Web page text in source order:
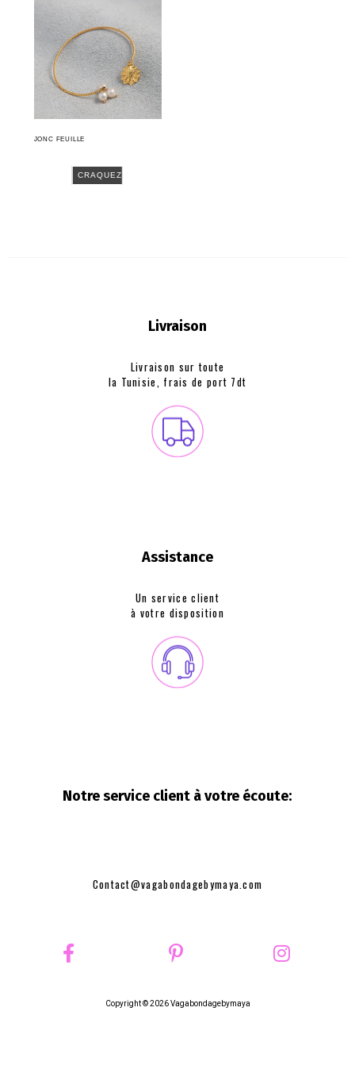
JONC FEUILLE
CRAQUEZ
Livraison
Livraison sur toute
la Tunisie, frais de port 7dt
Assistance
Un service client
à votre disposition
Notre service client à votre écoute:
Contact@vagabondagebymaya.com
Copyright © 2026 Vagabondagebymaya